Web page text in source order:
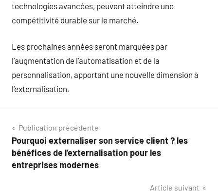
technologies avancées, peuvent atteindre une
compétitivité durable sur le marché.
Les prochaines années seront marquées par
l’augmentation de l’automatisation et de la
personnalisation, apportant une nouvelle dimension à
l’externalisation.
Navigation
de
l’article
Publication précédente
Pourquoi externaliser son service client ? les
bénéfices de l’externalisation pour les
entreprises modernes
Article suivant